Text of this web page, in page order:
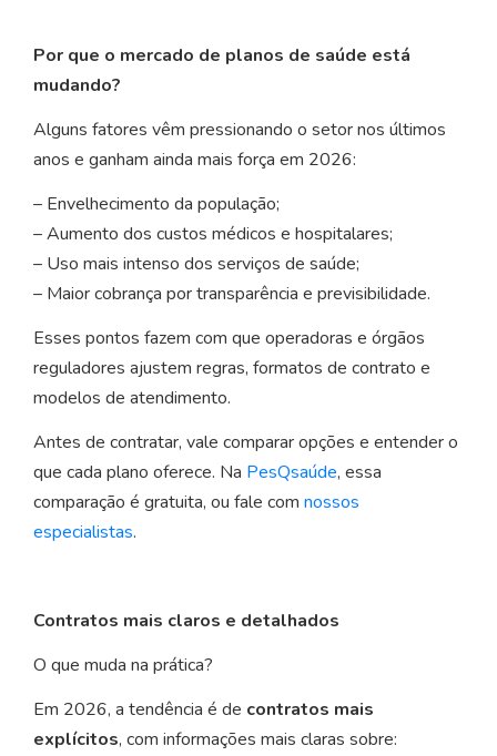
Por que o mercado de planos de saúde está
mudando?
Alguns fatores vêm pressionando o setor nos últimos
anos e ganham ainda mais força em 2026:
– Envelhecimento da população;
– Aumento dos custos médicos e hospitalares;
– Uso mais intenso dos serviços de saúde;
– Maior cobrança por transparência e previsibilidade.
Esses pontos fazem com que operadoras e órgãos
reguladores ajustem regras, formatos de contrato e
modelos de atendimento.
Antes de contratar, vale comparar opções e entender o
que cada plano oferece. Na PesQsaúde, essa
comparação é gratuita, ou fale com nossos
especialistas.
Contratos mais claros e detalhados
O que muda na prática?
Em 2026, a tendência é de contratos mais
explícitos, com informações mais claras sobre: